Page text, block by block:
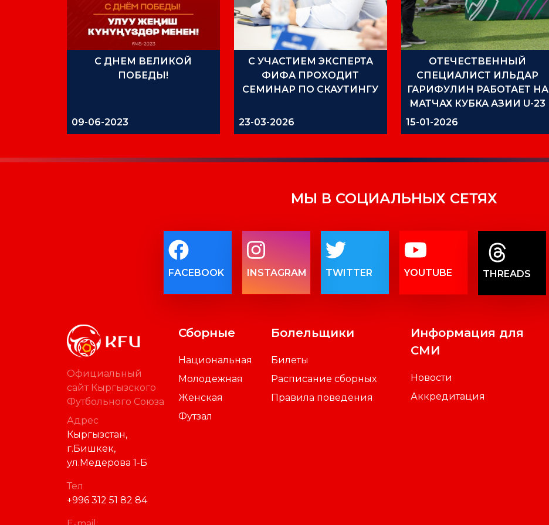
С ДНЕМ ВЕЛИКОЙ
ПОБЕДЫ!
09-06-2023
С УЧАСТИЕМ ЭКСПЕРТА
ФИФА ПРОХОДИТ
СЕМИНАР ПО СКАУТИНГУ
23-03-2026
ОТЕЧЕСТВЕННЫЙ
СПЕЦИАЛИСТ ИЛЬДАР
ГАРИФУЛИН РАБОТАЕТ НА
МАТЧАХ КУБКА АЗИИ U-23
15-01-2026
МЫ В СОЦИАЛЬНЫХ СЕТЯХ
FACEBOOK INSTAGRAM TWITTER YOUTUBE THREADS
Официальный
сайт Кыргызского
Футбольного Союза
Адрес
Кыргызстан,
г.Бишкек,
ул.Медерова 1-Б
Тел
+996 312 51 82 84
Сборные
Национальная
Молодежная
Женская
Футзал
Болельщики
Билеты
Расписание сборных
Правила поведения
Информация для
СМИ
Новости
Аккредитация